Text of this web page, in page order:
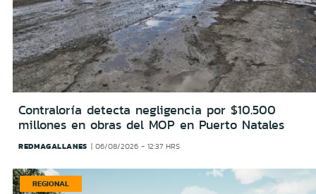
Contraloría detecta negligencia por $10.500
millones en obras del MOP en Puerto Natales
REDMAGALLANES 06/08/2026 - 12:37 HRS
REGIONAL